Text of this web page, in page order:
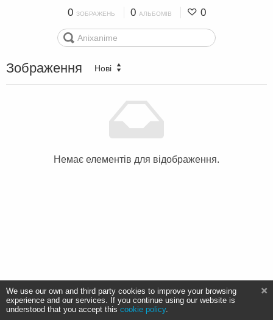
0 ЗОБРАЖЕНЬ 0 АЛЬБОМІВ 0
Зображення Нові
Немає елементів для відображення.
We use our own and third party cookies to improve your browsing
experience and our services. If you continue using our website is
understood that you accept this cookie policy.